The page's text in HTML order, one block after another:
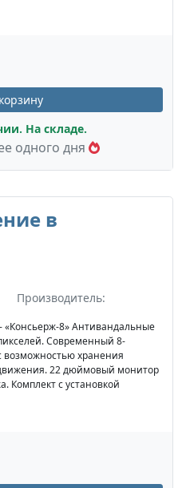
На складе.
одного дня
в
Производитель:
8» Антивандальные
Современный 8-
возможностью хранения
22 дюймовый монитор
Комплект с установкой